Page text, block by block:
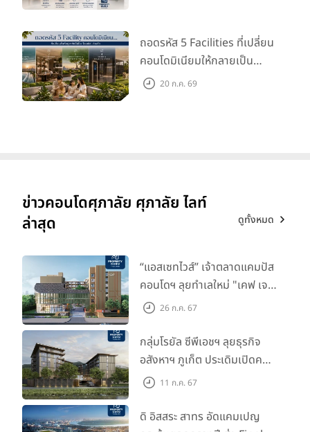
ถอดรหัส 5 Facilities ที่เปลี่ยน
คอนโดมิเนียมให้กลายเป็น
‘โอเอซิส’ ส่วนตัวกลางเมือง
20 ก.ค. 69
ข่าวคอนโดศุภาลัย ศุภาลัย ไลท์
ล่าสุด
ดูทั้งหมด
“แอสเซทไวส์” เจ้าตลาดแคมปัส
คอนโดฯ ลุยทำเลใหม่ "เคฟ เจ
เนซิส นครปฐม" จับมือพาร์ท
26 ก.ค. 67
กลุ่มโรยัล ซีพีเอชฯ ลุยธุรกิจ
อสังหาฯ ภูเก็ต ประเดิมเปิดคอน
โดฯ "เลค อเวนิว ภูเก็ต" พรีเซล
11 ก.ค. 67
ดิ อิสสระ สาทร อัดแคมเปญ